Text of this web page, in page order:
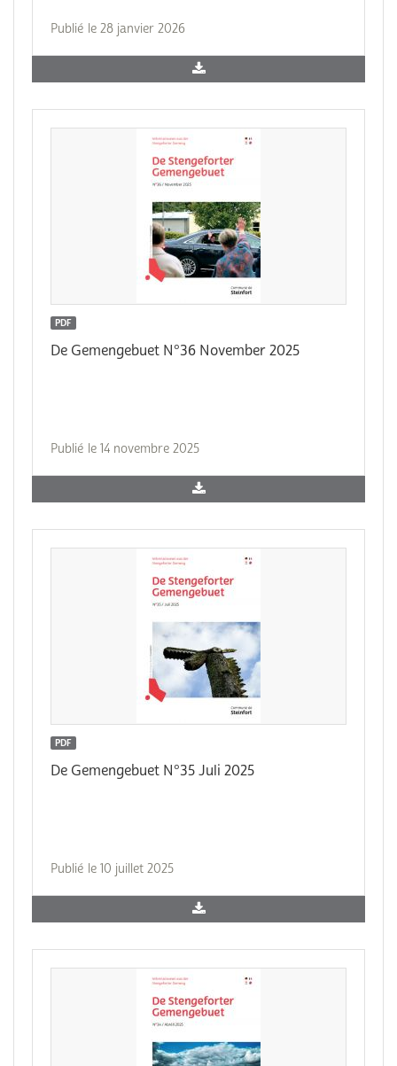
Publié le 28 janvier 2026
PDF
De Gemengebuet N°36 November 2025
Publié le 14 novembre 2025
PDF
De Gemengebuet N°35 Juli 2025
Publié le 10 juillet 2025